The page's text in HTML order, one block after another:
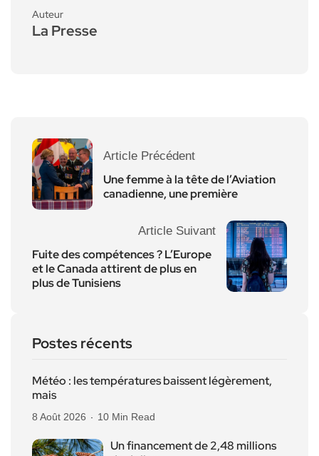
Auteur
La Presse
Article Précédent
Une femme à la tête de l’Aviation
canadienne, une première
Article Suivant
Fuite des compétences ? L’Europe
et le Canada attirent de plus en
plus de Tunisiens
Postes récents
Météo : les températures baissent légèrement,
mais
8 Août 2026 10 Min Read
Un financement de 2,48 millions